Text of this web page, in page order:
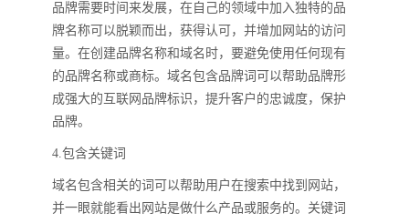
品牌需要时间来发展，在自己的领域中加入独特的品
牌名称可以脱颖而出，获得认可，并增加网站的访问
量。在创建品牌名称和域名时，要避免使用任何现有
的品牌名称或商标。域名包含品牌词可以帮助品牌形
成强大的互联网品牌标识，提升客户的忠诚度，保护
品牌。
4.包含关键词
域名包含相关的词可以帮助用户在搜索中找到网站，
并一眼就能看出网站是做什么产品或服务的。关键词